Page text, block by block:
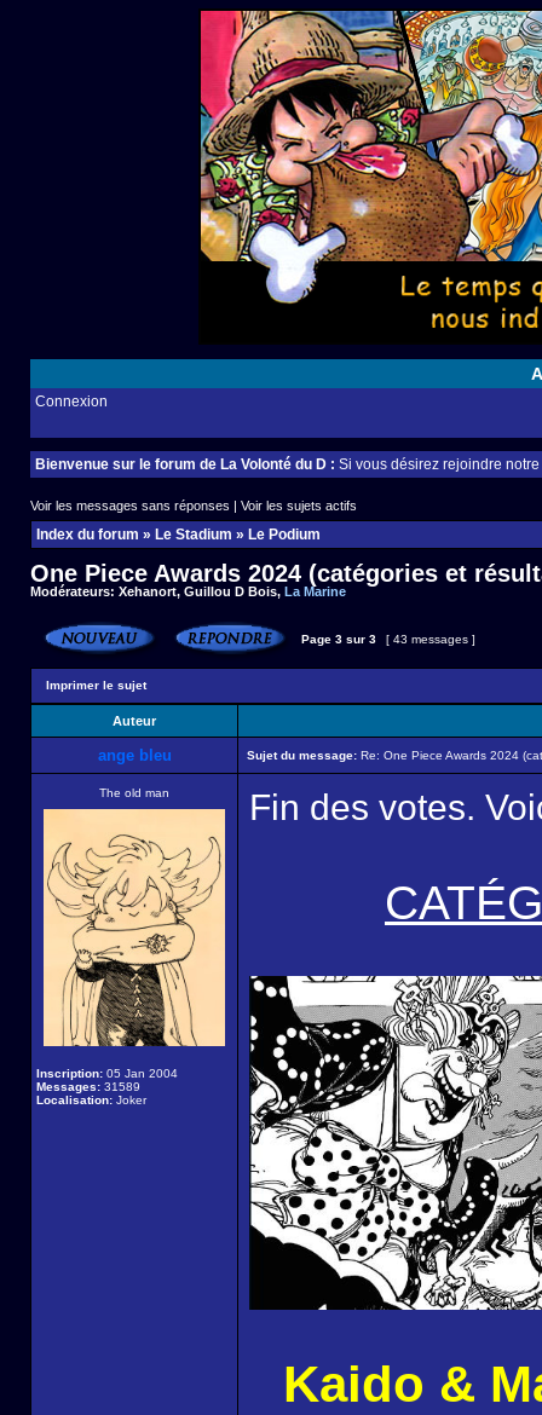
Connexion
Bienvenue sur le forum de La Volonté du D : Si vous désirez rejoindre
Voir les messages sans réponses | Voir les sujets actifs
Index du forum » Le Stadium » Le Podium
One Piece Awards 2024 (catégories et
Modérateurs: Xehanort, Guillou D Bois, La Marine
Page 3 sur 3 [ 43 messages ]
Imprimer le sujet
Auteur
ange bleu Sujet du message: Re: One Piece Awards 2024
The old man
Inscription: 05 Jan 2004
Messages: 31589
Localisation: Joker
Fin des votes.
Kaido &